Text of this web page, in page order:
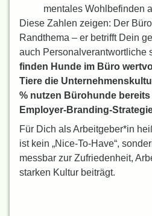
mentales Wohlbefinden
Diese Zahlen zeigen: Der
Randthema – er betrifft Dein
auch Personalverantwortliche
finden Hunde im Büro
Tiere die
% nutzen Bürohunde
Employer-Branding-
Für Dich als Arbeitgeber*in
ist kein „Nice-To-Have“,
messbar zur Zufriedenheit,
starken Kultur beiträgt.